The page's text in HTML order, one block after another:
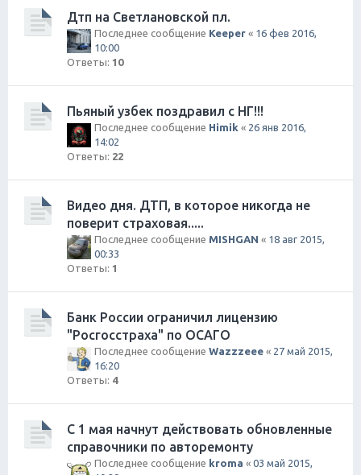
Дтп на Светлановской пл.
Последнее сообщение Keeper « 16 фев 2016,
10:00
Ответы: 10
Пьяный узбек поздравил с НГ!!!
Последнее сообщение Himik « 26 янв 2016,
14:02
Ответы: 22
Видео дня. ДТП, в которое никогда не
поверит страховая.....
Последнее сообщение MISHGAN « 18 авг 2015,
00:33
Ответы: 1
Банк России ограничил лицензию
"Росгосстраха" по ОСАГО
Последнее сообщение Wazzzeee « 27 май 2015,
16:20
Ответы: 4
С 1 мая начнут действовать обновленные
справочники по авторемонту
Последнее сообщение kroma « 03 май 2015,